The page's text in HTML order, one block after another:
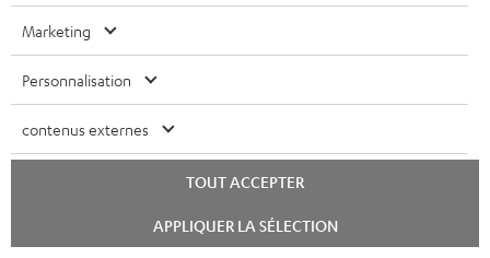
1 × Câble d’alimentation – Noir
Téléchargement et support
(Unité)
chat
Marketing
Personnalisation
contenus externes
TOUT ACCEPTER
APPLIQUER LA SÉLECTION